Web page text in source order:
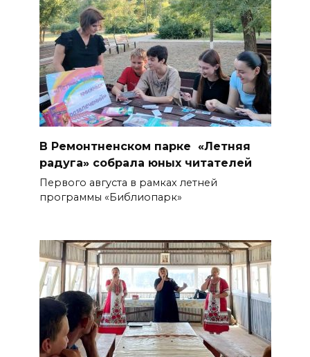
В Ремонтненском парке «Летняя
радуга» собрала юных читателей
Первого августа в рамках летней
программы «Библиопарк»